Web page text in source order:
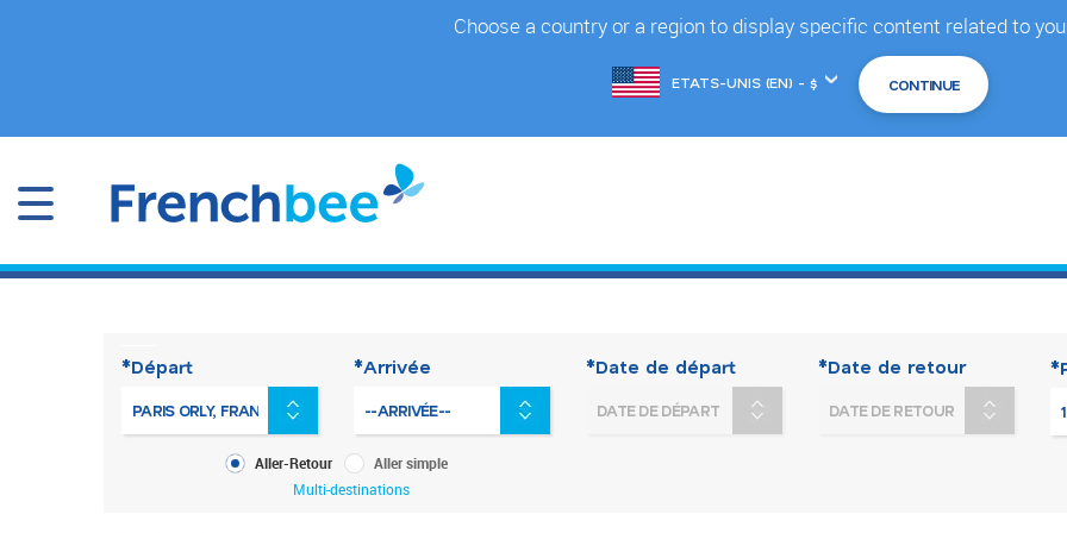
Choose a country or a region to display specific content related to
de
*Départ *Arrivée
TypeAller-Retour
Aller simple
Multi-destinations
*Date de départ *Date de retour